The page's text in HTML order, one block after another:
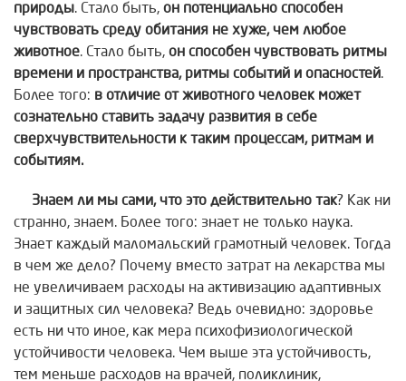
природы. Стало быть, он потенциально способен
чувствовать среду обитания не хуже, чем любое
животное. Стало быть, он способен чувствовать ритмы
времени и пространства, ритмы событий и опасностей.
Более того: в отличие от животного человек может
сознательно ставить задачу развития в себе
сверхчувствительности к таким процессам, ритмам и
событиям.
Знаем ли мы сами, что это действительно так? Как ни
странно, знаем. Более того: знает не только наука.
Знает каждый маломальский грамотный человек. Тогда
в чем же дело? Почему вместо затрат на лекарства мы
не увеличиваем расходы на активизацию адаптивных
и защитных сил человека? Ведь очевидно: здоровье
есть ни что иное, как мера психофизиологической
устойчивости человека. Чем выше эта устойчивость,
тем меньше расходов на врачей, поликлиник,